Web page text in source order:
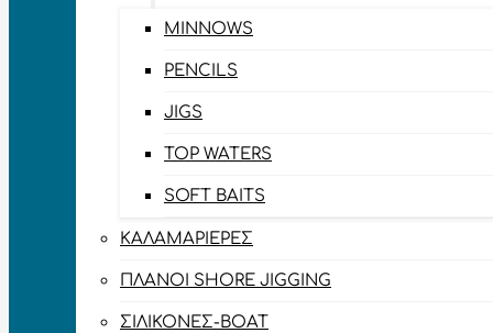
MINNOWS
PENCILS
JIGS
TOP WATERS
SOFT BAITS
ΚΑΛΑΜΑΡΙΈΡΕΣ
ΠΛΆΝΟΙ SHORE JIGGING
ΣΙΛΙΚΌΝΕΣ-BOAT